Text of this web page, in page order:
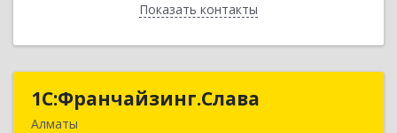
Показать контакты
Назад
1С:Франчайзинг.Слава
Алматы
1С:Франчайзинг.Слава